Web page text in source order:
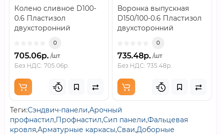
Колено сливное D100-
0.6 Пластизол
двухсторонний
0
705.06р. /шт
Без НДС: 705.06р.
Воронка выпускная
D150/100-0.6 Пластизол
двухсторонний
0
735.48р. /шт
Без НДС: 735.48р.
Теги:Сэндвич-панели,Арочный
профнастил,Профнастил,Сип панели,Фальцевая
кровля,Арматурные каркасы,Сваи,Доборные